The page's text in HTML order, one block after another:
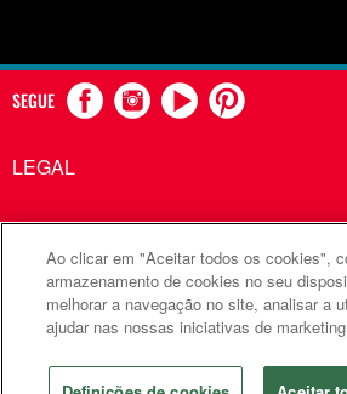
SEGUE
LEGAL
Comunicações Metodistas Unidas é
Metodista Unida
©2026 Comunicações Metodistas
reservados
Ao clicar em "Aceitar todos os cookies",
armazenamento de cookies no seu
melhorar a navegação no site, analisar a
ajudar nas nossas iniciativas de